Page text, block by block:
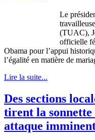
Le
(TUAC),
officielle
Obama pourl’appui
l’égalité en matière de
Lire la suite...
Des sections
tirent la sonnette
attaque